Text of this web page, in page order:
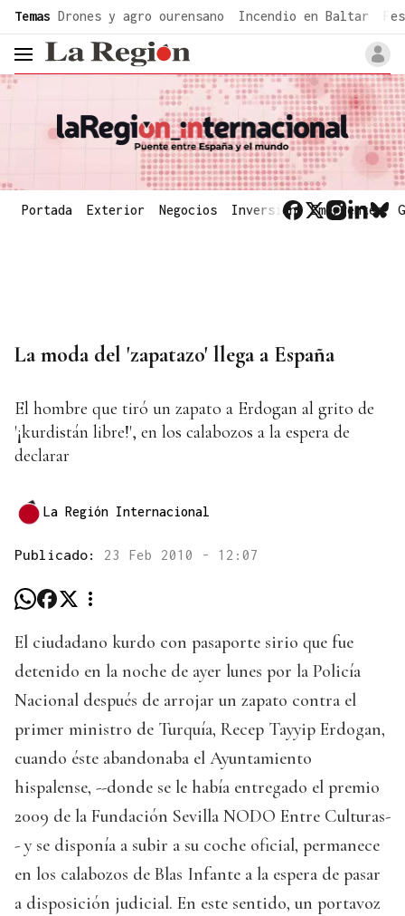
Temas Drones y agro ourensano Incendio en Baltar
header.menu.open
Portada Exterior Negocios Inversión Emergentes
La moda del 'zapatazo' llega a España
El hombre que tiró un zapato a Erdogan al grito de
'¡kurdistán libre!', en los calabozos a la espera de
declarar
La Región Internacional
Publicado: 23 Feb 2010 - 12:07
El ciudadano kurdo con pasaporte sirio que fue
detenido en la noche de ayer lunes por la Policía
Nacional después de arrojar un zapato contra el
primer ministro de Turquía, Recep Tayyip Erdogan,
cuando éste abandonaba el Ayuntamiento
hispalense, --donde se le había entregado el premio
2009 de la Fundación Sevilla NODO Entre Culturas-
- y se disponía a subir a su coche oficial, permanece
en los calabozos de Blas Infante a la espera de pasar
a disposición judicial. En este sentido, un portavoz